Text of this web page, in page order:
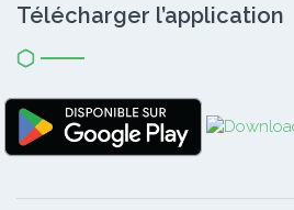
Télécharger l’application